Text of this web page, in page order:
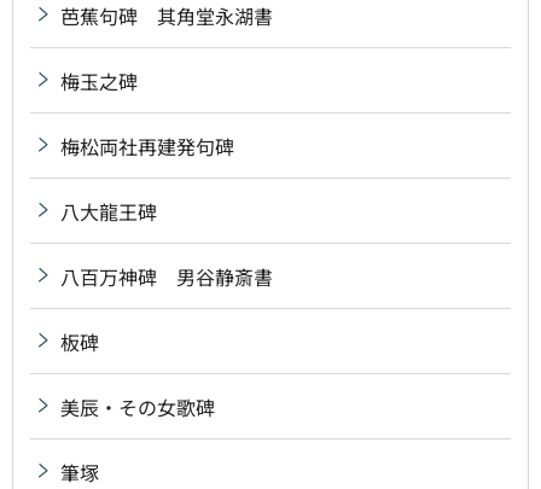
芭蕉句碑 其角堂永湖書
梅玉之碑
梅松両社再建発句碑
八大龍王碑
八百万神碑 男谷静斎書
板碑
美辰・その女歌碑
筆塚